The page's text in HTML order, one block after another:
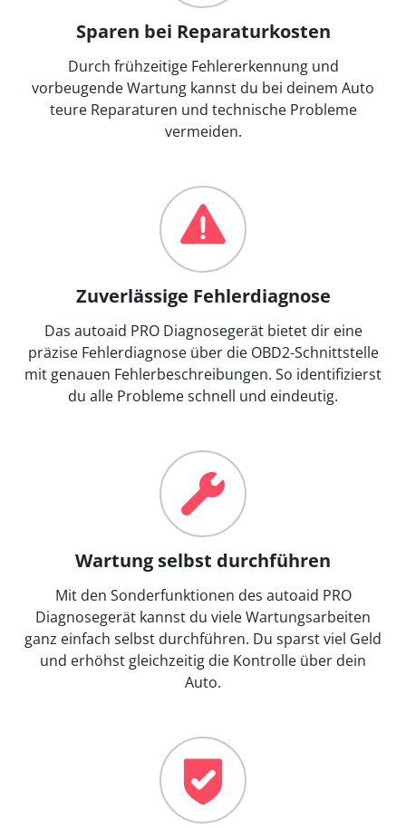
Sparen bei Reparaturkosten
Durch frühzeitige Fehlererkennung und
vorbeugende Wartung kannst du bei deinem Auto
teure Reparaturen und technische Probleme
vermeiden.
Zuverlässige Fehlerdiagnose
Das autoaid PRO Diagnosegerät bietet dir eine
präzise Fehlerdiagnose über die OBD2-Schnittstelle
mit genauen Fehlerbeschreibungen. So identifizierst
du alle Probleme schnell und eindeutig.
Wartung selbst durchführen
Mit den Sonderfunktionen des autoaid PRO
Diagnosegerät kannst du viele Wartungsarbeiten
ganz einfach selbst durchführen. Du sparst viel Geld
und erhöhst gleichzeitig die Kontrolle über dein
Auto.